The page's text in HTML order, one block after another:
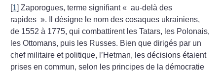
[1]Zaporogues, terme signifiant « au-delà des
rapides ». Il désigne le nom des cosaques ukrainiens,
de 1552 à 1775, qui combattirent les Tatars, les Polonais,
les Ottomans, puis les Russes. Bien que dirigés par un
chef militaire et politique, l’Hetman, les décisions étaient
prises en commun, selon les principes de la démocratie